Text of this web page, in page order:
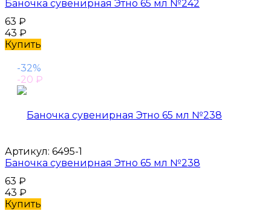
Баночка сувенирная Этно 65 мл №242
63 ₽
43 ₽
Купить
-32%
-20 ₽
Артикул: 6495-1
Баночка сувенирная Этно 65 мл №238
63 ₽
43 ₽
Купить